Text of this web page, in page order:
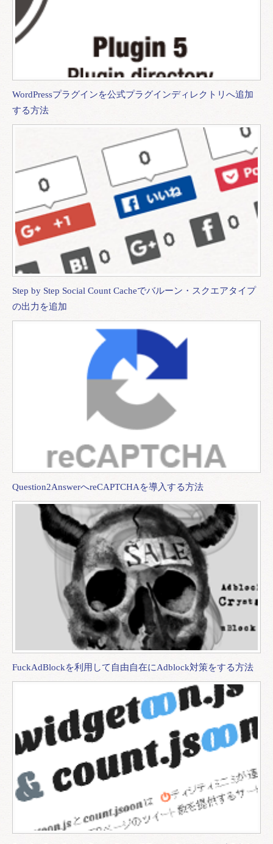
WordPressプラグインを公式プラグインディレクトリへ追加
する方法
Step by Step Social Count Cacheでバルーン・スクエアタイプ
の出力を追加
Question2AnswerへreCAPTCHAを導入する方法
FuckAdBlockを利用して自由自在にAdblock対策をする方法